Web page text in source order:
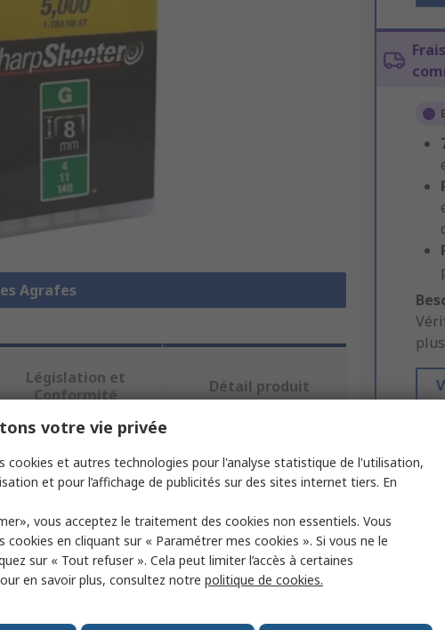
Agrafes
1 +
*Prix donné
Législation et
Conformité
Détail produit
un ou plusieurs attributs.
Stanley
Agrafes de câble
votre vie privée
cookies et autres technologies pour l'analyse statistique de l'utilisation,
et pour l’affichage de publicités sur des sites internet tiers. En
vous acceptez le traitement des cookies non essentiels. Vous
cookies en cliquant sur « Paramétrer mes cookies ». Si vous ne le
sur « Tout refuser ». Cela peut limiter l’accès à certaines
en savoir plus, consultez notre politique de cookies.